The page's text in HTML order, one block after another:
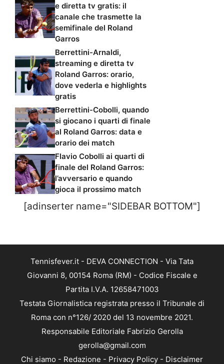
e diretta tv gratis: il
canale che trasmette la
semifinale del Roland
Garros
Berrettini-Arnaldi,
streaming e diretta tv
Roland Garros: orario,
dove vederla e highlights
gratis
Berrettini-Cobolli, quando
si giocano i quarti di finale
al Roland Garros: data e
orario dei match
Flavio Cobolli ai quarti di
finale del Roland Garros:
l’avversario e quando
gioca il prossimo match
[adinserter name="SIDEBAR BOTTOM"]
Tennisfever.it - DEVA CONNECTION - Via Tata
Giovanni 8, 00154 Roma (RM) - Codice Fiscale e
Partita I.V.A. 12658471003
Testata Giornalistica registrata presso il Tribunale di
Roma con n°126/ 2020 del 13 novembre 2021.
Responsabile Editoriale Fabrizio Gerolla
gerolla@gmail.com
Chi siamo - Redazione - Privacy Policy - Disclaimer